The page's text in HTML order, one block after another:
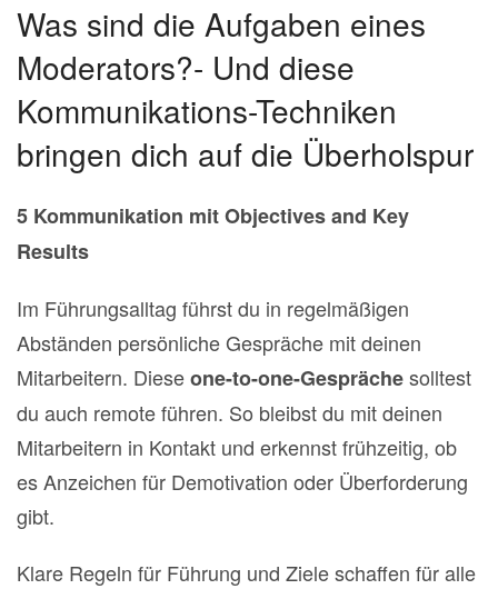
Was sind die Aufgaben eines
Moderators?- Und diese
Kommunikations-Techniken
bringen dich auf die Überholspur
5 Kommunikation mit Objectives and Key
Results
Im Führungsalltag führst du in regelmäßigen
Abständen persönliche Gespräche mit deinen
Mitarbeitern. Dieseone-to-one-Gesprächesolltest
du auch remote führen. So bleibst du mit deinen
Mitarbeitern in Kontakt und erkennst frühzeitig, ob
es Anzeichen für Demotivation oder Überforderung
gibt.
Klare Regeln für Führung und Ziele schaffen für alle